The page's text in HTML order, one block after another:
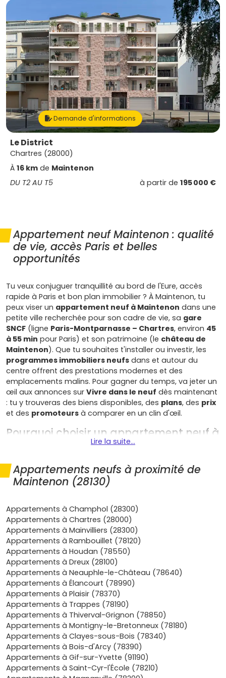
Demande d'informations
Le District
Chartres (28000)
À 16 km de Maintenon
DU T2 AU T5
à partir de 195 000 €
Appartement neuf Maintenon : qualité
de vie, accès Paris et belles
opportunités
Tu veux conjuguer tranquillité au bord de l'Eure, accès
rapide à Paris et bon plan immobilier ? À Maintenon, tu
peux viser un appartement neuf à Maintenon dans une
petite ville recherchée pour son cadre de vie, sa gare
SNCF (ligne Paris-Montparnasse – Chartres, environ 45
à 55 min pour Paris) et son patrimoine (le château de
Maintenon). Que tu souhaites t'installer ou investir, les
programmes immobiliers neufs dans et autour du
centre offrent des prestations modernes et des
emplacements malins. Pour gagner du temps, va jeter un
œil aux annonces sur Vivre dans le neuf dès maintenant
: tu y trouveras des biens disponibles, des plans, des prix
et des promoteurs à comparer en un clin d'œil.
Pourquoi choisir un appartement neuf à
Maintenon pour investir ou t'installer
Maintenon coche beaucoup de cases si tu veux un achat
serein et performant :
Montparnasse
Chartres , et un accès routier
fluide (N154, A11 via Chartres). Idéal pour les
navetteurs
Qualité de vie: bords de l'Eure, écoles, commerces
de proximité, associations sportives et culturelles,
marchés locaux. On vit "à taille humaine".
Demande locative soutenue
: profils de jeunes
actifs, ménages cherchant un3 piècesavec
extérieur, et retraités en quête de confort moderne.
Résultat : des taux d'occupation
petites surfaces et les logements proches de la
gare
Confort et maîtrise des charges: normesRE 2020
isolation performante, faibles consommations,
garanties décennaleset frais de notaire réduits (≈
2 à 3 %) . Tu achètes prêt à vivre, sans gros travaux.
Financements: possibilité deprêt à taux zéro (PTZ)
Lire la suite...
Appartements neufs à proximité de
Maintenon (28130)
Appartements à Champhol (28300)
Appartements à Chartres (28000)
Appartements à Mainvilliers (28300)
Appartements à Rambouillet (78120)
Appartements à Houdan (78550)
Appartements à Dreux (28100)
Appartements à Neauphle-le-Château (78640)
Appartements à Élancourt (78990)
Appartements à Plaisir (78370)
Appartements à Trappes (78190)
Appartements à Thiverval-Grignon (78850)
Appartements à Montigny-le-Bretonneux (78180)
Appartements à Clayes-sous-Bois (78340)
Appartements à Bois-d'Arcy (78390)
Appartements à Gif-sur-Yvette (91190)
Appartements à Saint-Cyr-l'École (78210)